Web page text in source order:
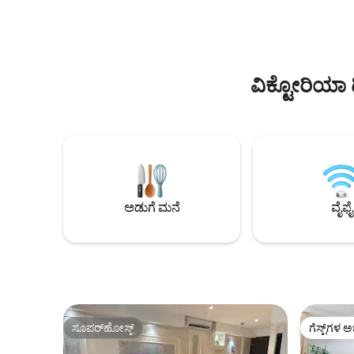
ಊಟದ ಸ್ಥಳಗಳು ಮತ್ತು ರಾತ್ರಿಜೀವನಕ್ಕೆ ಹತ್ತಿರದಲ್ಲಿದೆ.ವಿಕ್ಟೋರಿಯಾ
ಅಡುಗೆ ಮನೆ ವೈಫೈ
ಸೂಪರ್‌ಹೋಸ್ಟ್
ಸೂಪರ್‌ಹೋಸ್ಟ್ ಗೆಸ್ಟ್‌ಗಳ
ಗೆಸ್ಟ್‌ಗಳ